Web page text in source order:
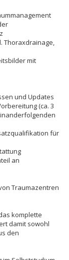
Thoraxdrainage,
mit
und Updates
(ca. 3
für
an
Traumazentren
komplette
damit sowohl
den